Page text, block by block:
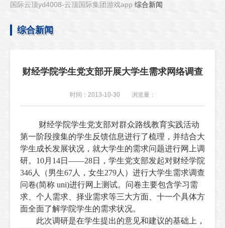
国际云顶yd4008-云顶国际集团游戏app 综合新闻
综合新闻
财经学院学生党支部开展大学生需求网络调查
时间：2013-10-30 浏览量：
财经学院学生党支部对群众路线教育实践活动
第一阶段搜集的学生反馈信息进行了梳理，并结合大
学生成长发展状况，就大学生的需求问题进行网上调
研。 10月 14日 ——28日，学生党支部发起对财经学院
346 人（男生67 人，女生279 人）进行大学生需求调查
问卷(简称 uni)进行网上测试。问卷主要包含学习需
求、个人需求、择业需求等三大方面、十一个具体方
面全面了解学院学生的需求状况。
此次调研是在学生提出的意见和建议的基础上，